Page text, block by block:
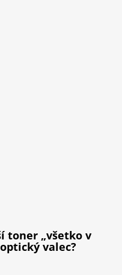
toner „všetko v
valec?